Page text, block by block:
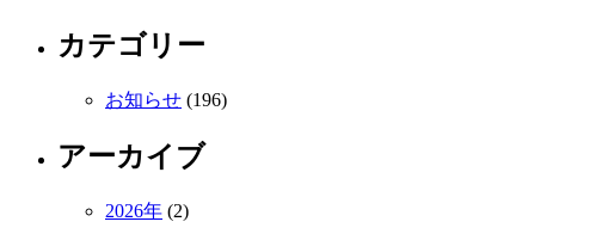
カテゴリー
お知らせ (196)
アーカイブ
2026年 (2)